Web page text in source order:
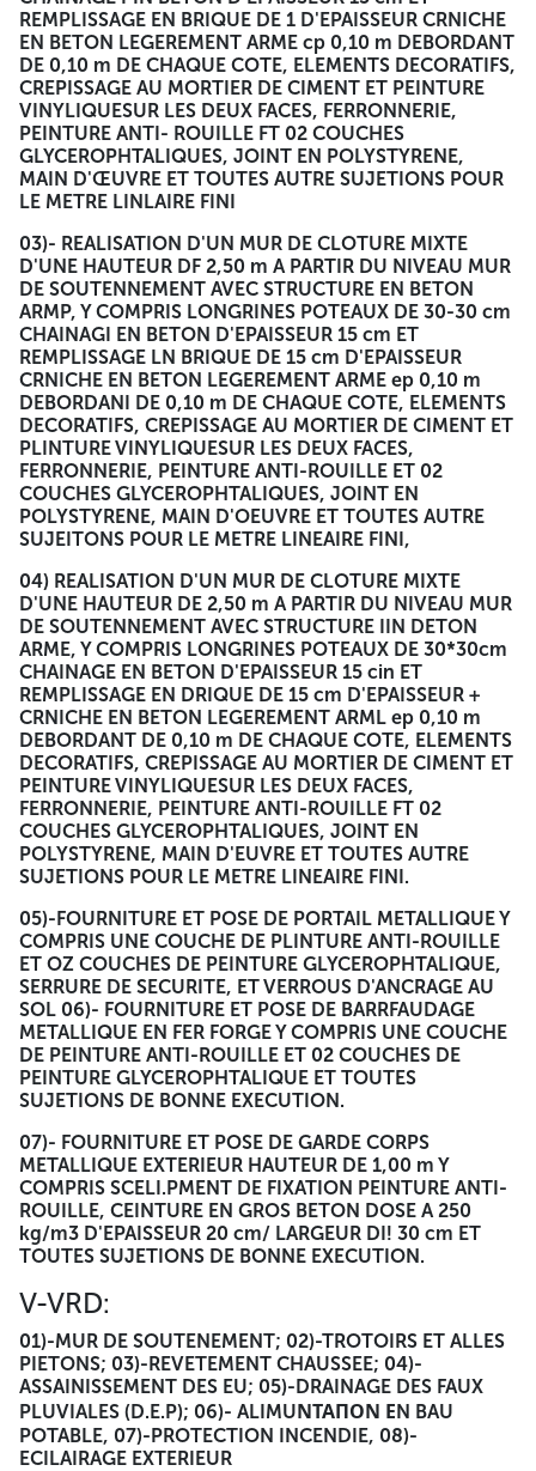
REMPLISSAGE EN BRIQUE DE 1 D'EPAISSEUR CRNICHE
EN BETON LEGEREMENT ARME cp 0,10 m DEBORDANT
DE 0,10 m DE CHAQUE COTE, ELEMENTS DECORATIFS,
CREPISSAGE AU MORTIER DE CIMENT ET PEINTURE
VINYLIQUESUR LES DEUX FACES, FERRONNERIE,
PEINTURE ANTI- ROUILLE FT 02 COUCHES
GLYCEROPHTALIQUES, JOINT EN POLYSTYRENE,
MAIN D'ŒUVRE ET TOUTES AUTRE SUJETIONS POUR
LE METRE LINLAIRE FINI
03)- REALISATION D'UN MUR DE CLOTURE MIXTE
D'UNE HAUTEUR DF 2,50 m A PARTIR DU NIVEAU MUR
DE SOUTENNEMENT AVEC STRUCTURE EN BETON
ARMP, Y COMPRIS LONGRINES POTEAUX DE 30-30 cm
CHAINAGI EN BETON D'EPAISSEUR 15 cm ET
REMPLISSAGE LN BRIQUE DE 15 cm D'EPAISSEUR
CRNICHE EN BETON LEGEREMENT ARME ep 0,10 m
DEBORDANI DE 0,10 m DE CHAQUE COTE, ELEMENTS
DECORATIFS, CREPISSAGE AU MORTIER DE CIMENT ET
PLINTURE VINYLIQUESUR LES DEUX FACES,
FERRONNERIE, PEINTURE ANTI-ROUILLE ET 02
COUCHES GLYCEROPHTALIQUES, JOINT EN
POLYSTYRENE, MAIN D'OEUVRE ET TOUTES AUTRE
SUJEITONS POUR LE METRE LINEAIRE FINI,
04) REALISATION D'UN MUR DE CLOTURE MIXTE
D'UNE HAUTEUR DE 2,50 m A PARTIR DU NIVEAU MUR
DE SOUTENNEMENT AVEC STRUCTURE IIN DETON
ARME, Y COMPRIS LONGRINES POTEAUX DE 30*30cm
CHAINAGE EN BETON D'EPAISSEUR 15 cin ET
REMPLISSAGE EN DRIQUE DE 15 cm D'EPAISSEUR +
CRNICHE EN BETON LEGEREMENT ARML ep 0,10 m
DEBORDANT DE 0,10 m DE CHAQUE COTE, ELEMENTS
DECORATIFS, CREPISSAGE AU MORTIER DE CIMENT ET
PEINTURE VINYLIQUESUR LES DEUX FACES,
FERRONNERIE, PEINTURE ANTI-ROUILLE FT 02
COUCHES GLYCEROPHTALIQUES, JOINT EN
POLYSTYRENE, MAIN D'EUVRE ET TOUTES AUTRE
SUJETIONS POUR LE METRE LINEAIRE FINI.
05)-FOURNITURE ET POSE DE PORTAIL METALLIQUE Y
COMPRIS UNE COUCHE DE PLINTURE ANTI-ROUILLE
ET OZ COUCHES DE PEINTURE GLYCEROPHTALIQUE,
SERRURE DE SECURITE, ET VERROUS D'ANCRAGE AU
SOL 06)- FOURNITURE ET POSE DE BARRFAUDAGE
METALLIQUE EN FER FORGE Y COMPRIS UNE COUCHE
DE PEINTURE ANTI-ROUILLE ET 02 COUCHES DE
PEINTURE GLYCEROPHTALIQUE ET TOUTES
SUJETIONS DE BONNE EXECUTION.
07)- FOURNITURE ET POSE DE GARDE CORPS
METALLIQUE EXTERIEUR HAUTEUR DE 1,00 m Y
COMPRIS SCELI.PMENT DE FIXATION PEINTURE ANTI-
ROUILLE, CEINTURE EN GROS BETON DOSE A 250
kg/m3 D'EPAISSEUR 20 cm/ LARGEUR DI! 30 cm ET
TOUTES SUJETIONS DE BONNE EXECUTION.
V-VRD:
01)-MUR DE SOUTENEMENT; 02)-TROTOIRS ET ALLES
PIETONS; 03)-REVETEMENT CHAUSSEE; 04)-
ASSAINISSEMENT DES EU; 05)-DRAINAGE DES FAUX
PLUVIALES (D.E.P); 06)- ALIMUΝΤΑΠΟΝ ΕN BAU
POTABLE, 07)-PROTECTION INCENDIE, 08)-
ECILAIRAGE EXTERIEUR